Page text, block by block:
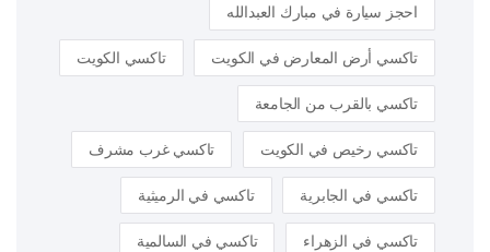
احجز سيارة في مبارك العبدالله
تاكسي أرض المعارض في الكويت تاكسي الكويت
تاكسي بالقرب من الجامعة
تاكسي رخيص في الكويت تاكسي غرب مشرف
تاكسي في الجابرية تاكسي في الرميثية
تاكسي في الزهراء تاكسي في السالمية